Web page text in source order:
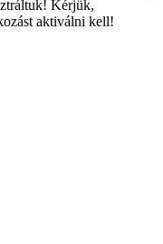
Kérjük,
aktiválni kell!